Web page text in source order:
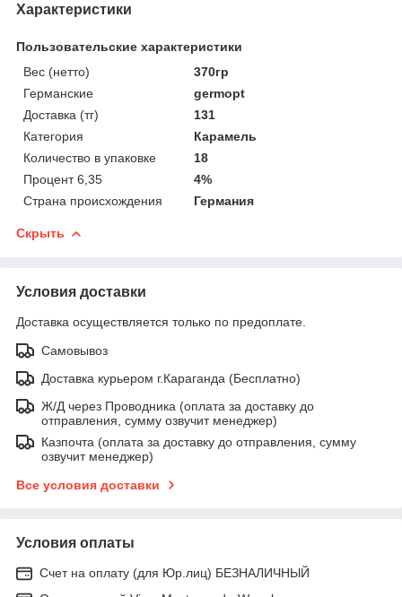
Характеристики
Пользовательские характеристики
Вес (нетто)
370гр
Германские
germopt
Доставка (тг)
131
Категория
Карамель
Количество в упаковке
18
Процент 6,35
4%
Страна происхождения
Германия
Скрыть
Условия доставки
Доставка осуществляется только по предоплате.
Самовывоз
Доставка курьером г.Караганда (Бесплатно)
Ж/Д через Проводника (оплата за доставку до
отправления, сумму озвучит менеджер)
Казпочта (оплата за доставку до отправления, сумму
озвучит менеджер)
Все условия доставки
Условия оплаты
Счет на оплату (для Юр.лиц) БЕЗНАЛИЧНЫЙ